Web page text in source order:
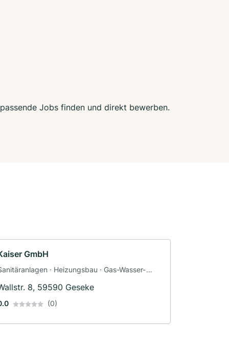
Jobs finden und direkt bewerben.
GmbH
· Heizungsbau · Gas-Wasser-
8, 59590 Geseke
(0)